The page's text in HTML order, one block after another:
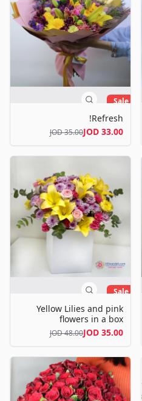
Sale
Refresh!
33.00 JOD
35.00 JOD
Sale
Yellow Lilies and pink
flowers in a box
35.00 JOD
48.00 JOD